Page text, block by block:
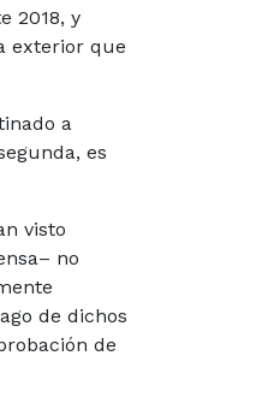
2018, y
exterior que
a
es
visto
no
de dichos
de